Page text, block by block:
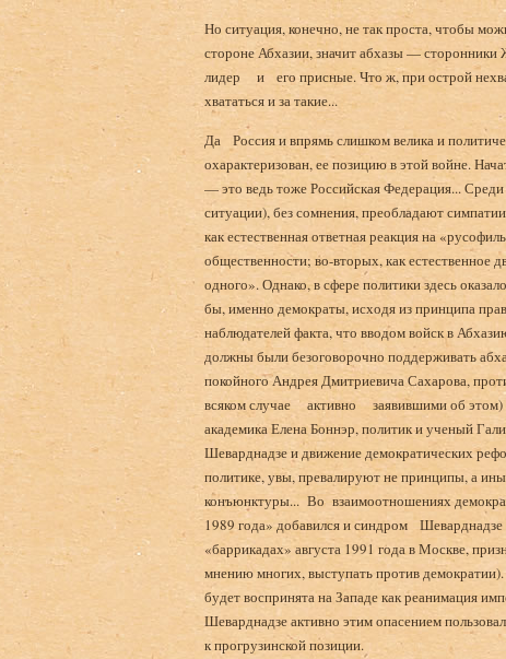
Но ситуация, конечно, не так проста, чтобы
стороне Абхазии, значит абхазы — сторонники
лидер и его присные. Что ж, при острой
хвататься и за такие...
Да Россия и впрямь слишком велика и
охарактеризован, ее позицию в этой войне.
— это ведь тоже Россий­ская Федерация...
ситуации), без сомнения, пре­обладают
как естественная ответная реакция на
общественности; во-вторых, как естественное
одного». Однако, в сфере политики здесь
бы, именно демократы, исходя из принципа
наблюдате­лей факта, что вводом войск в
должны были безого­ворочно поддерживать
покойного Андрея Дмитри­евича Сахарова,
всяком случае активно заявив­шими об этом)
академика Елена Боннэр, политик и ученый
Шеварднадзе и движение демократических
полити­ке, увы, превалируют не принципы, а
конъюнктуры... Во взаимоотно­шениях
1989 года» добавился и синдром
«баррикадах» августа 1991 года в Москве,
мнению многих, выступать против
бу­дет воспринята на Западе как реанимация
Шеварднадзе активно этим опасением
к прогрузинской позиции.